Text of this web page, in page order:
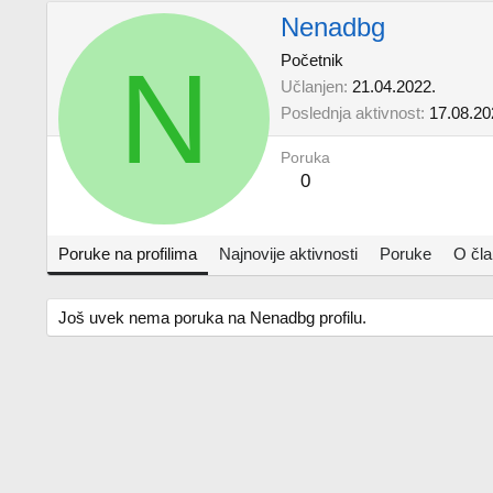
N
Nenadbg
Početnik
Učlanjen 21.04.2022.
Poslednja aktivnost
Poruka
0
Poruke na profilima Najnovije aktivnosti Poruke O
Još uvek nema poruka na Nenadbg profilu.